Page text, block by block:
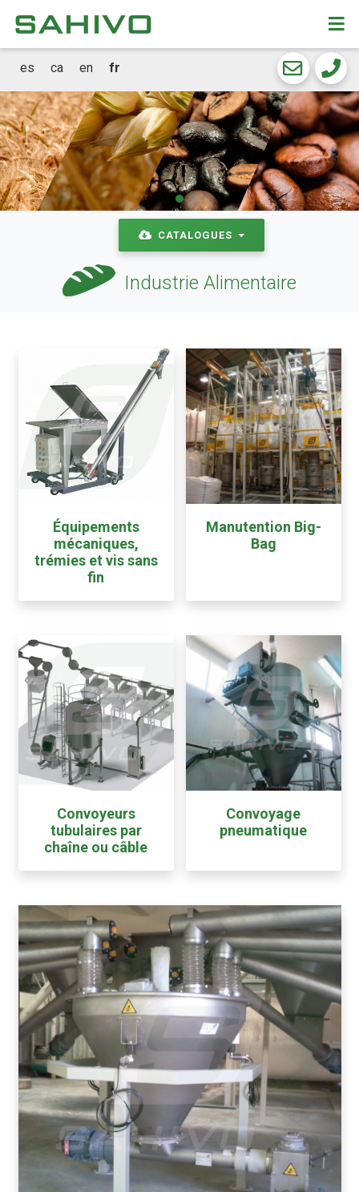
es ca en fr
CATALOGUES
Industrie Alimentaire
Équipements
mécaniques,
trémies et vis sans
fin
Manutention Big-
Bag
Convoyeurs
tubulaires par
chaîne ou câble
Convoyage
pneumatique
CKEW
cookies